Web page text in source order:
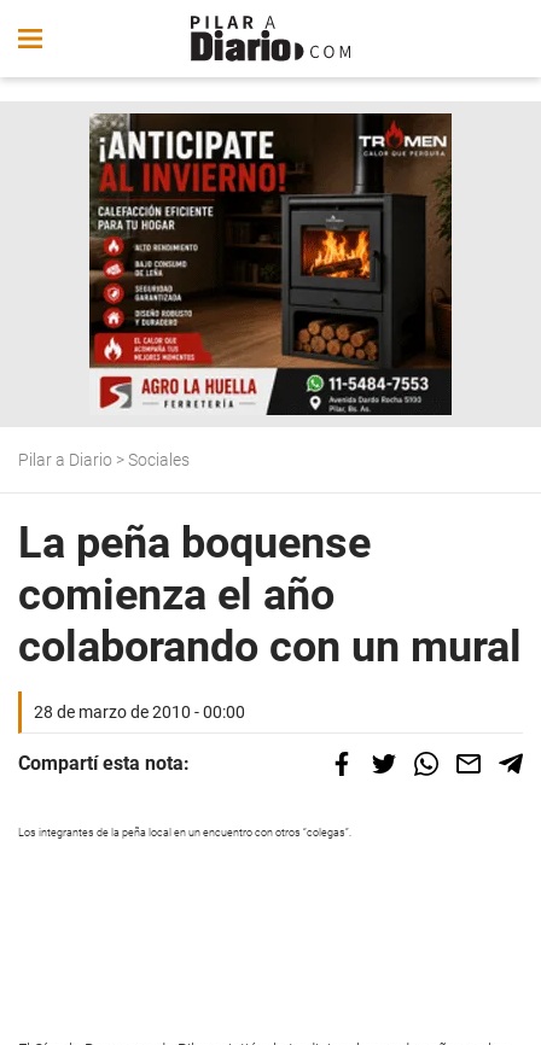
Pilar a Diario >Sociales
La peña boquense
comienza el año
colaborando con un mural
28 de marzo de 2010 - 00:00
Compartí esta nota:
Los integrantes de la peña local en un encuentro con otros “colegas”.